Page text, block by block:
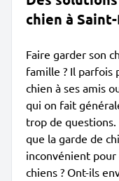
chien à
Faire garder son
famille ? Il parfois
chien à ses amis
qui on fait
trop de
que la garde de
inconvénient
chiens ? Ont-ils